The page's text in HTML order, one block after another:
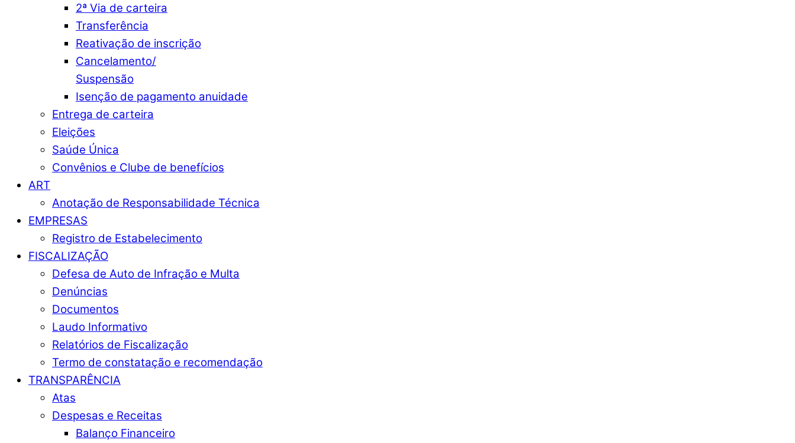
2ª Via de carteira
Transferência
Reativação de inscrição
Cancelamento/
Suspensão
Isenção de pagamento anuidade
Entrega de carteira
Eleições
Saúde Única
Convênios e Clube de benefícios
ART
Anotação de Responsabilidade Técnica
EMPRESAS
Registro de Estabelecimento
FISCALIZAÇÃO
Defesa de Auto de Infração e Multa
Denúncias
Documentos
Laudo Informativo
Relatórios de Fiscalização
Termo de constatação e recomendação
TRANSPARÊNCIA
Atas
Despesas e Receitas
Balanço Financeiro